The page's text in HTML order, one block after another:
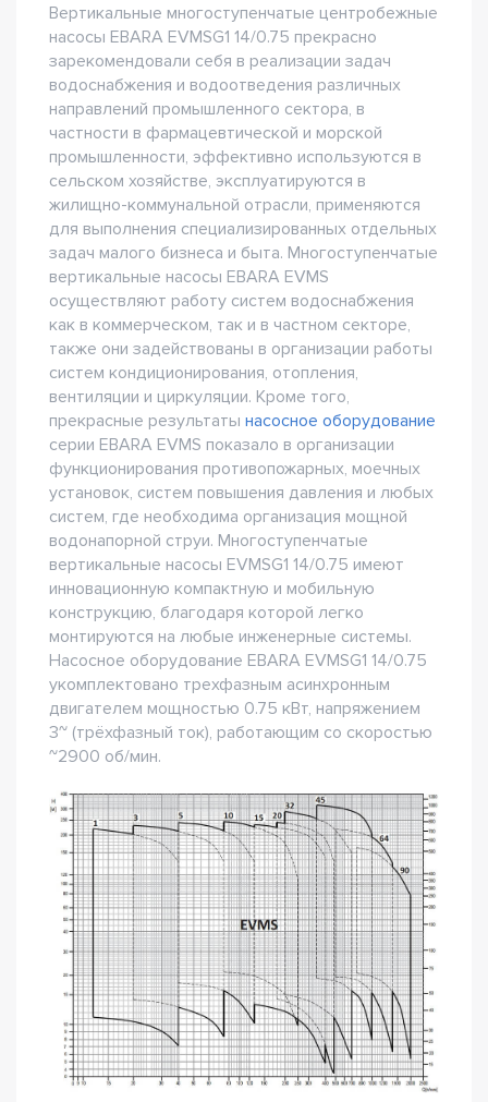
Вертикальные многоступенчатые центробежные
насосы EBARA EVMSG1 14/0.75 прекрасно
зарекомендовали себя в реализации задач
водоснабжения и водоотведения различных
направлений промышленного сектора, в
частности в фармацевтической и морской
промышленности, эффективно используются в
сельском хозяйстве, эксплуатируются в
жилищно-коммунальной отрасли, применяются
для выполнения специализированных отдельных
задач малого бизнеса и быта. Многоступенчатые
вертикальные насосы EBARA EVMS
осуществляют работу систем водоснабжения
как в коммерческом, так и в частном секторе,
также они задействованы в организации работы
систем кондиционирования, отопления,
вентиляции и циркуляции. Кроме того,
прекрасные результаты насосное оборудование
серии EBARA EVMS показало в организации
функционирования противопожарных, моечных
установок, систем повышения давления и любых
систем, где необходима организация мощной
водонапорной струи. Многоступенчатые
вертикальные насосы EVMSG1 14/0.75 имеют
инновационную компактную и мобильную
конструкцию, благодаря которой легко
монтируются на любые инженерные системы.
Насосное оборудование EBARA EVMSG1 14/0.75
укомплектовано трехфазным асинхронным
двигателем мощностью 0.75 кВт, напряжением
3~ (трёхфазный ток), работающим со скоростью
~2900 об/мин.